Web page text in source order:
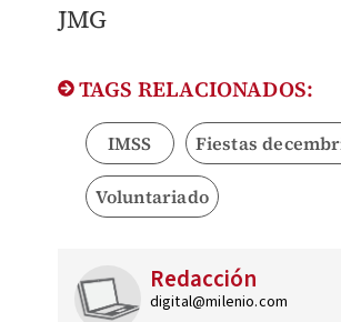
​JMG
TAGS RELACIONADOS:
IMSS Fiestas
Voluntariado
Redacción
digital@milenio.com